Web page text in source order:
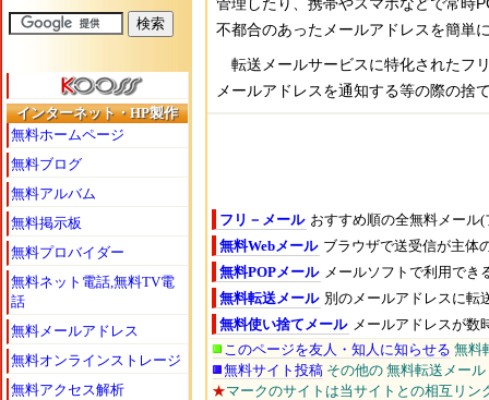
不都合のあったメールアドレスを簡単
転送メールサービスに特化されたフ
メールアドレスを通知する等の際の捨
フリ－メール おすすめ順の全無料メール
無料Webメール ブラウザで送受信が主体
無料POPメール メールソフトで利用でき
無料転送メール 別のメールアドレスに転
無料使い捨てメール メールアドレスが数
このページを友人・知人に知らせる 無料
無料サイト投稿 その他の 無料転送メー
★マークのサイトは当サイトとの相互リン
インターネット・HP製作
無料ホームページ
無料ブログ
無料アルバム
無料掲示板
無料プロバイダー
無料ネット電話,無料TV電
話
無料メールアドレス
無料オンラインストレージ
無料アクセス解析